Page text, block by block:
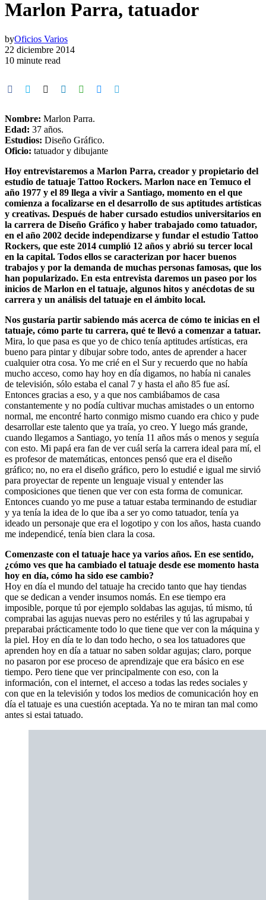
Marlon Parra, tatuador
byOficios Varios
22 diciembre 2014
10 minute read
Nombre: Marlon Parra.
Edad: 37 años.
Estudios: Diseño Gráfico.
Oficio: tatuador y dibujante
Hoy entrevistaremos a Marlon Parra, creador y propietario del
estudio de tatuaje Tattoo Rockers. Marlon nace en Temuco el
año 1977 y el 89 llega a vivir a Santiago, momento en el que
comienza a focalizarse en el desarrollo de sus aptitudes artísticas
y creativas. Después de haber cursado estudios universitarios en
la carrera de Diseño Gráfico y haber trabajado como tatuador,
en el año 2002 decide independizarse y fundar el estudio Tattoo
Rockers, que este 2014 cumplió 12 años y abrió su tercer local
en la capital. Todos ellos se caracterizan por hacer buenos
trabajos y por la demanda de muchas personas famosas, que los
han popularizado. En esta entrevista daremos un paseo por los
inicios de Marlon en el tatuaje, algunos hitos y anécdotas de su
carrera y un análisis del tatuaje en el ámbito local.
Nos gustaría partir sabiendo más acerca de cómo te inicias en el
tatuaje, cómo parte tu carrera, qué te llevó a comenzar a tatuar.
Mira, lo que pasa es que yo de chico tenía aptitudes artísticas, era
bueno para pintar y dibujar sobre todo, antes de aprender a hacer
cualquier otra cosa. Yo me crié en el Sur y recuerdo que no había
mucho acceso, como hay hoy en día digamos, no había ni canales
de televisión, sólo estaba el canal 7 y hasta el año 85 fue así.
Entonces gracias a eso, y a que nos cambiábamos de casa
constantemente y no podía cultivar muchas amistades o un entorno
normal, me encontré harto conmigo mismo cuando era chico y pude
desarrollar este talento que ya traía, yo creo. Y luego más grande,
cuando llegamos a Santiago, yo tenía 11 años más o menos y seguía
con esto. Mi papá era fan de ver cuál sería la carrera ideal para mí, el
es profesor de matemáticas, entonces pensó que era el diseño
gráfico; no, no era el diseño gráfico, pero lo estudié e igual me sirvió
para proyectar de repente un lenguaje visual y entender las
composiciones que tienen que ver con esta forma de comunicar.
Entonces cuando yo me puse a tatuar estaba terminando de estudiar
y ya tenía la idea de lo que iba a ser yo como tatuador, tenía ya
ideado un personaje que era el logotipo y con los años, hasta cuando
me independicé, tenía bien clara la cosa.
Comenzaste con el tatuaje hace ya varios años. En ese sentido,
¿cómo ves que ha cambiado el tatuaje desde ese momento hasta
hoy en día, cómo ha sido ese cambio?
Hoy en día el mundo del tatuaje ha crecido tanto que hay tiendas
que se dedican a vender insumos nomás. En ese tiempo era
imposible, porque tú por ejemplo soldabas las agujas, tú mismo, tú
comprabai las agujas nuevas pero no estériles y tú las agrupabai y
preparabai prácticamente todo lo que tiene que ver con la máquina y
la piel. Hoy en día te lo dan todo hecho, o sea los tatuadores que
aprenden hoy en día a tatuar no saben soldar agujas; claro, porque
no pasaron por ese proceso de aprendizaje que era básico en ese
tiempo. Pero tiene que ver principalmente con eso, con la
información, con el internet, el acceso a todas las redes sociales y
con que en la televisión y todos los medios de comunicación hoy en
día el tatuaje es una cuestión aceptada. Ya no te miran tan mal como
antes si estai tatuado.